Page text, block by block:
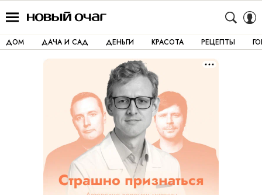
ДОМ ДАЧА И САД ДЕНЬГИ КРАСОТА РЕЦЕПТЫ